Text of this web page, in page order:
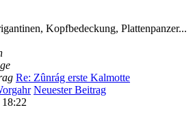
Kopfbedeckung, Plattenpanzer...
Re: Zûnrág erste Kalmotte
Neuester Beitrag